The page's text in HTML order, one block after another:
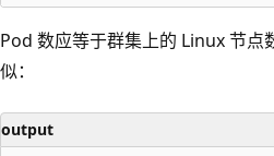
Pod 数应等于群集上的 Linux 节点
似：
output